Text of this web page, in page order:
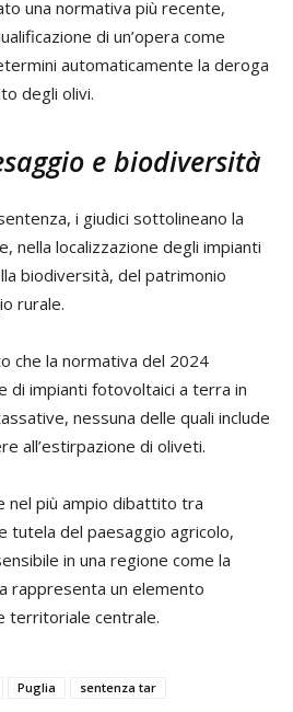
una normativa più recente,
di un’opera come
automaticamente la deroga
degli olivi.
e biodiversità
i giudici sottolineano la
nella localizzazione degli impianti
biodiversità, del patrimonio
rurale.
che la normativa del 2024
di impianti fotovoltaici a terra in
nessuna delle quali include
all’estirpazione di oliveti.
nel più ampio dibattito tra
tutela del paesaggio agricolo,
in una regione come la
rappresenta un elemento
territoriale centrale.
Puglia sentenza tar